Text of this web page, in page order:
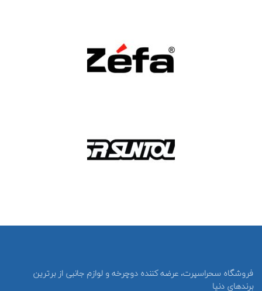
فروشگاه سحراسپرت، عرضه کننده دوچرخه و لوازم جانبی از برترین
برندهای دنیا